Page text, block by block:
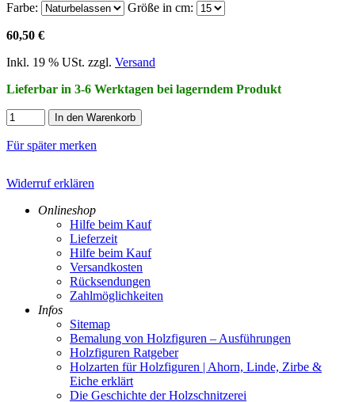
Farbe: Größe in cm:
60,50 €
Inkl. 19 % USt. zzgl. Versand
Lieferbar in 3-6 Werktagen bei lagerndem Produkt
In den Warenkorb
Für später merken
Widerruf erklären
Onlineshop
Hilfe beim Kauf
Lieferzeit
Hilfe beim Kauf
Versandkosten
Rücksendungen
Zahlmöglichkeiten
Infos
Sitemap
Bemalung von Holzfiguren – Ausführungen
Holzfiguren Ratgeber
Holzarten für Holzfiguren | Ahorn, Linde, Zirbe &
Eiche erklärt
Die Geschichte der Holzschnitzerei